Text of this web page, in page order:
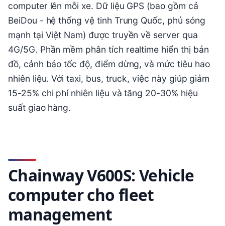
computer lên mỗi xe. Dữ liệu GPS (bao gồm cả
BeiDou - hệ thống vệ tinh Trung Quốc, phủ sóng
mạnh tại Việt Nam) được truyền về server qua
4G/5G. Phần mềm phân tích realtime hiển thị bản
đồ, cảnh báo tốc độ, điểm dừng, và mức tiêu hao
nhiên liệu. Với taxi, bus, truck, việc này giúp giảm
15-25% chi phí nhiên liệu và tăng 20-30% hiệu
suất giao hàng.
Chainway V600S: Vehicle
computer cho fleet
management